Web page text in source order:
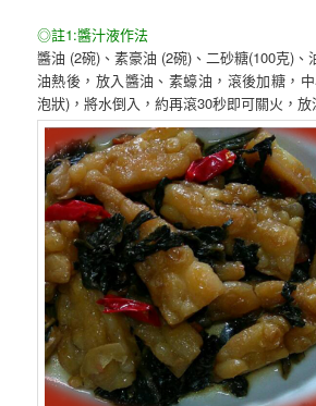
◎註1:醬汁液作法
醬油 (2碗)、素豪油 (2碗)、二砂糖(100克)、
油熱後，放入醬油、素蠔油，滾後加糖，
泡狀)，將水倒入，約再滾30秒即可關火，放